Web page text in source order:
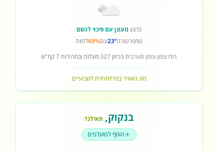
כרגעמעונן עם סיכוי לגשם
טמפרטורה23°עם69%לחות
רוח צפון-צפון מערביתבכיוון327מעלות ובמהירות7קמ"ש
מזג האוויר בפריזתחזית לשבועיים
בנקוק, תאילנד
הוסף למועדפים